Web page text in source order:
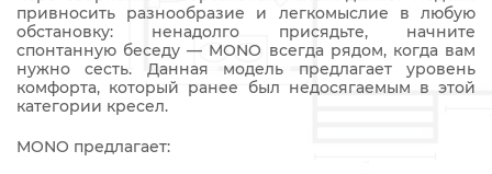
привносить разнообразие и легкомыслие в любую
обстановку: ненадолго присядьте, начните
спонтанную беседу — MONO всегда рядом, когда вам
нужно сесть. Данная модель предлагает уровень
комфорта, который ранее был недосягаемым в этой
категории кресел.
MONO предлагает: